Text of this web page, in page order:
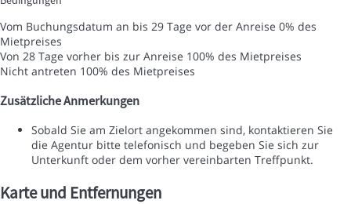
Vom Buchungsdatum an bis 29 Tage vor der Anreise 0% des
Mietpreises
Von 28 Tage vorher bis zur Anreise 100% des Mietpreises
Nicht antreten 100% des Mietpreises
Zusätzliche Anmerkungen
Sobald Sie am Zielort angekommen sind, kontaktieren Sie
die Agentur bitte telefonisch und begeben Sie sich zur
Unterkunft oder dem vorher vereinbarten Treffpunkt.
Karte und Entfernungen